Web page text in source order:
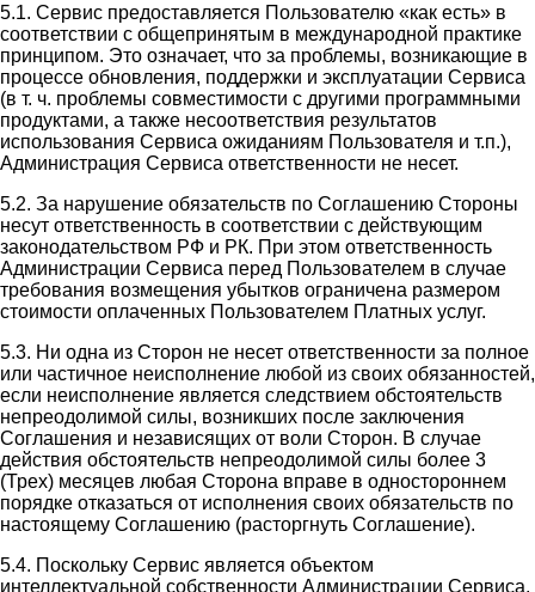
5.1. Сервис предоставляется Пользователю «как есть» в
соответствии с общепринятым в международной практике
принципом. Это означает, что за проблемы, возникающие в
процессе обновления, поддержки и эксплуатации Сервиса
(в т. ч. проблемы совместимости с другими программными
продуктами, а также несоответствия результатов
использования Сервиса ожиданиям Пользователя и т.п.),
Администрация Сервиса ответственности не несет.
5.2. За нарушение обязательств по Соглашению Стороны
несут ответственность в соответствии с действующим
законодательством РФ и РК. При этом ответственность
Администрации Сервиса перед Пользователем в случае
требования возмещения убытков ограничена размером
стоимости оплаченных Пользователем Платных услуг.
5.3. Ни одна из Сторон не несет ответственности за полное
или частичное неисполнение любой из своих обязанностей,
если неисполнение является следствием обстоятельств
непреодолимой силы, возникших после заключения
Соглашения и независящих от воли Сторон. В случае
действия обстоятельств непреодолимой силы более 3
(Трех) месяцев любая Сторона вправе в одностороннем
порядке отказаться от исполнения своих обязательств по
настоящему Соглашению (расторгнуть Соглашение).
5.4. Поскольку Сервис является объектом
интеллектуальной собственности Администрации Сервиса,